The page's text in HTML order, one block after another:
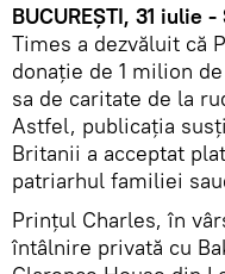
BUCUREȘTI, 31 iulie
Times a dezvăluit că
donaţie de 1 milion
sa de caritate de la
Astfel, publicația
Britanii a acceptat
patriarhul familiei
Prinţul Charles, în
întâlnire privată cu